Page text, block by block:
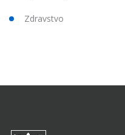
Zdravstvo